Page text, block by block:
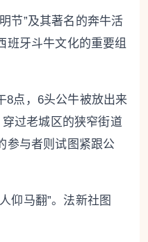
节”及其著名的奔牛活
班牙斗牛文化的重要组
8点，6头公牛被放出来
过老城区的狭窄街道
参与者则试图紧跟公
仰马翻”。法新社图